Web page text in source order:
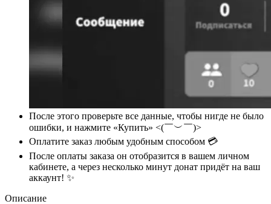
После этого проверьте все данные, чтобы нигде не было
ошибки, и нажмите «Купить» <(￣︶￣)>
Оплатите заказ любым удобным способом 💳
После оплаты заказа он отобразится в вашем личном
кабинете, а через несколько минут донат придёт на ваш
аккаунт! ✨
Описание